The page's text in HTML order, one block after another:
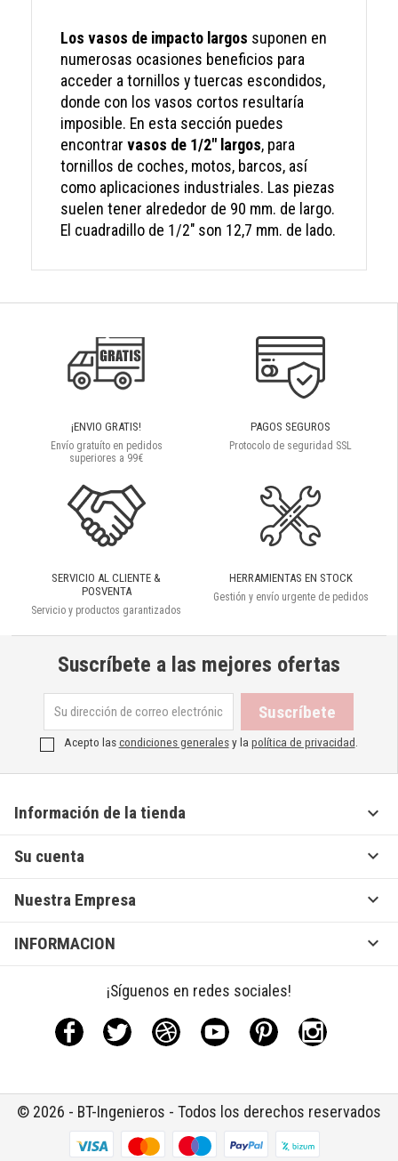
Los vasos de impacto largos suponen en
numerosas ocasiones beneficios para
acceder a tornillos y tuercas escondidos,
donde con los vasos cortos resultaría
imposible. En esta sección puedes
encontrar vasos de 1/2" largos, para
tornillos de coches, motos, barcos, así
como aplicaciones industriales. Las piezas
suelen tener alrededor de 90 mm. de largo.
El cuadradillo de 1/2" son 12,7 mm. de lado.
¡ENVIO GRATIS!
Envío gratuíto en pedidos
superiores a 99€
PAGOS SEGUROS
Protocolo de seguridad SSL
SERVICIO AL CLIENTE &
POSVENTA
Servicio y productos garantizados
HERRAMIENTAS EN STOCK
Gestión y envío urgente de pedidos
Suscríbete a las mejores ofertas
Acepto lascondiciones generalesy la política de privacidad.
Información de la tienda 
Su cuenta 
Nuestra Empresa 
INFORMACION 
¡Síguenos en redes sociales!
Facebook Twitter Rss YouTubePinterestInstagram
© 2026 - BT-Ingenieros - Todos los derechos reservados